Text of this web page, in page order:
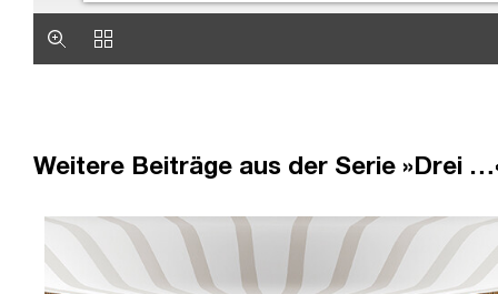
Weitere Beiträge aus der Serie »Drei